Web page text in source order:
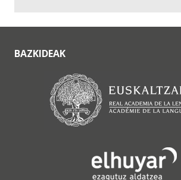
BAZKIDEAK